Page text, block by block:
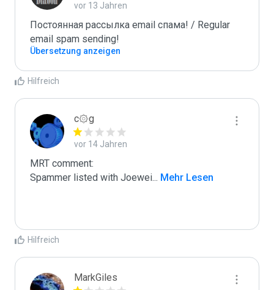
vor 13 Jahren
Постоянная рассылка email спама! / Regular
email spam sending!
Übersetzung anzeigen
Hilfreich
c۞g
vor 14 Jahren
MRT comment:
Spammer listed with Joewei... Mehr Lesen
Hilfreich
MarkGiles